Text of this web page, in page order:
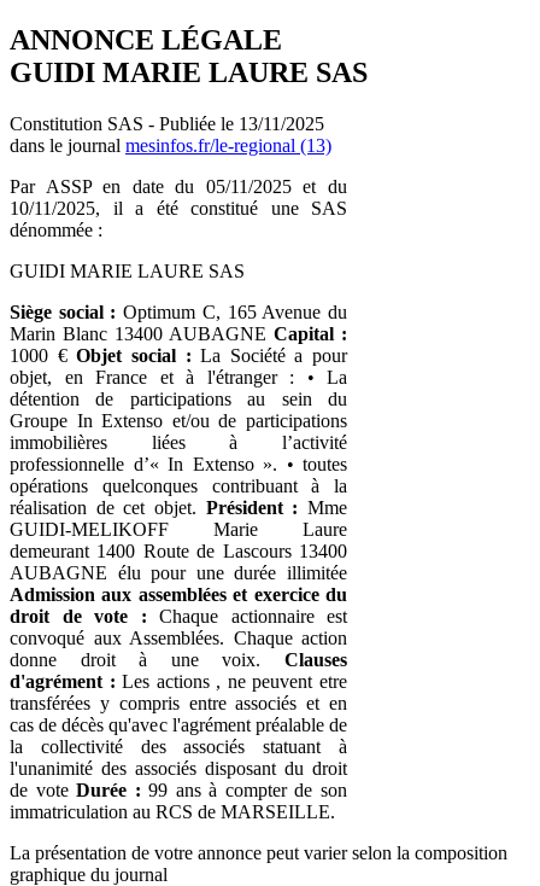
ANNONCE LÉGALE
GUIDI MARIE LAURE SAS
Constitution SAS - Publiée le 13/11/2025
dans le journal mesinfos.fr/le-regional (13)
Par ASSP en date du 05/11/2025 et du
10/11/2025, il a été constitué une SAS
dénommée :
GUIDI MARIE LAURE SAS
Siège social : Optimum C, 165 Avenue du
Marin Blanc 13400 AUBAGNE Capital :
1000 €Objet social : La Société a pour
objet, en France et à l'étranger : • La
détention de participations au sein du
Groupe In Extenso et/ou de participations
immobilières liées à l’activité
professionnelle d’« In Extenso ». • toutes
opérations quelconques contribuant à la
réalisation de cet objet. Président : Mme
GUIDI-MELIKOFF Marie Laure
demeurant 1400 Route de Lascours 13400
AUBAGNE élu pour une durée illimitée
Admission aux assemblées et exercice du
droit de vote : Chaque actionnaire est
convoqué aux Assemblées. Chaque action
donne droit à une voix. Clauses
d'agrément : Les actions , ne peuvent etre
transférées y compris entre associés et en
cas de décès qu'avec l'agrément préalable de
la collectivité des associés statuant à
l'unanimité des associés disposant du droit
de voteDurée : 99 ans à compter de son
immatriculation au RCS de MARSEILLE.
La présentation de votre annonce peut varier selon la composition
graphique du journal